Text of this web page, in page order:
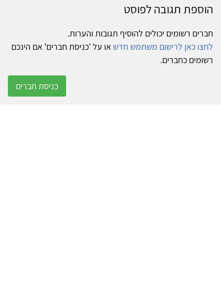
הוספת תגובה לפוסט
חברים רשומים יכולים להוסיף תגובות והערות.
לחצו כאן לרישום משתמש חדש או על 'כניסת חברים' אם הינכם
רשומים כחברים.
כניסת חברים